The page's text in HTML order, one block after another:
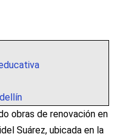
obras de renovación en
Suárez, ubicada en la